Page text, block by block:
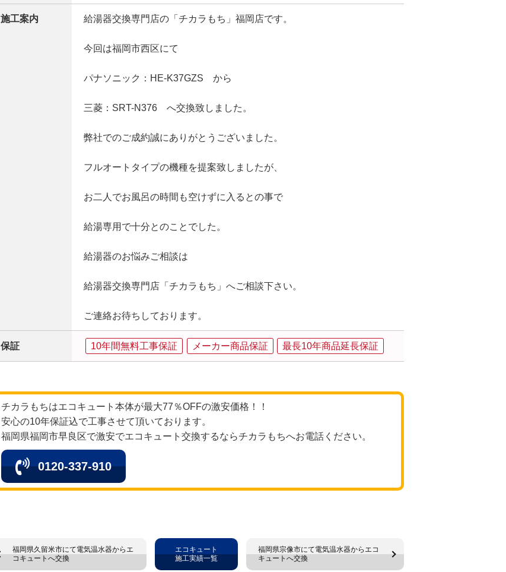
施工案内 給湯器交換専門店の「チカラもち」福岡店です。
今回は福岡市西区にて
パナソニック：HE-K37GZS から
三菱：SRT-N376 へ交換致しました。
弊社でのご成約誠にありがとうございました。
フルオートタイプの機種を提案致しましたが、
お二人でお風呂の時間も空けずに入るとの事で
給湯専用で十分とのことでした。
給湯器のお悩みご相談は
給湯器交換専門店「チカラもち」へご相談下さい。
ご連絡お待ちしております。
保証 10年間無料工事保証 メーカー商品保証 最長10年商品延長保証
チカラもちはエコキュート本体が最大77％OFFの激安価格！！
安心の10年保証込で工事させて頂いております。
福岡県福岡市早良区で激安でエコキュート交換するならチカラもちへお電話ください。
0120-337-910
福岡県久留米市にて電気温水器からエ
コキュートへ交換
福岡県宗像市にて電気温水器からエコ
キュートへ交換
エコキュート
施工実績一覧